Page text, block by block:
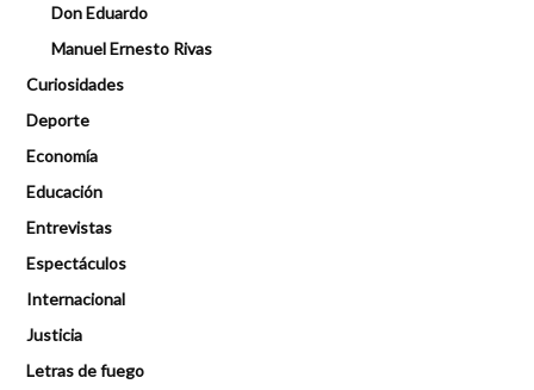
Don Eduardo
Manuel Ernesto Rivas
Curiosidades
Deporte
Economía
Educación
Entrevistas
Espectáculos
Internacional
Justicia
Letras de fuego